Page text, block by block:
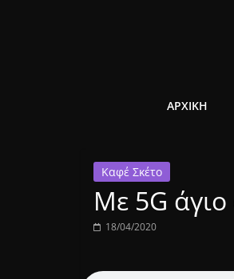
κοινωνικό
1431AM
ΑΡΧΙΚΗ
Καφέ Σκέτο
Με 5G
18/04/2020